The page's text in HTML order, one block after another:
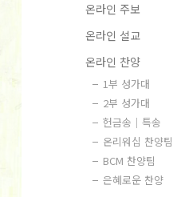
온라인 주보
온라인 설교
온라인 찬양
1부 성가대
2부 성가대
헌금송｜특송
온리워십 찬양팀
BCM 찬양팀
은혜로운 찬양